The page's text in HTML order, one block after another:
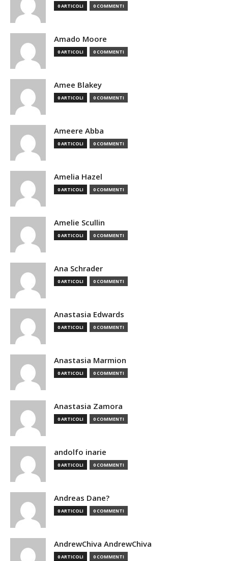
0 ARTICOLI 0 COMMENTI
Amado Moore
0 ARTICOLI 0 COMMENTI
Amee Blakey
0 ARTICOLI 0 COMMENTI
Ameere Abba
0 ARTICOLI 0 COMMENTI
Amelia Hazel
0 ARTICOLI 0 COMMENTI
Amelie Scullin
0 ARTICOLI 0 COMMENTI
Ana Schrader
0 ARTICOLI 0 COMMENTI
Anastasia Edwards
0 ARTICOLI 0 COMMENTI
Anastasia Marmion
0 ARTICOLI 0 COMMENTI
Anastasia Zamora
0 ARTICOLI 0 COMMENTI
andolfo inarie
0 ARTICOLI 0 COMMENTI
Andreas Dane?
0 ARTICOLI 0 COMMENTI
AndrewChiva AndrewChiva
0 ARTICOLI 0 COMMENTI